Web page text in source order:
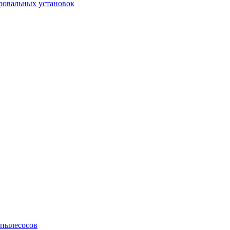
установок